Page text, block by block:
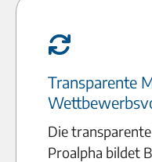
Transparente
Die
Proalpha bildet